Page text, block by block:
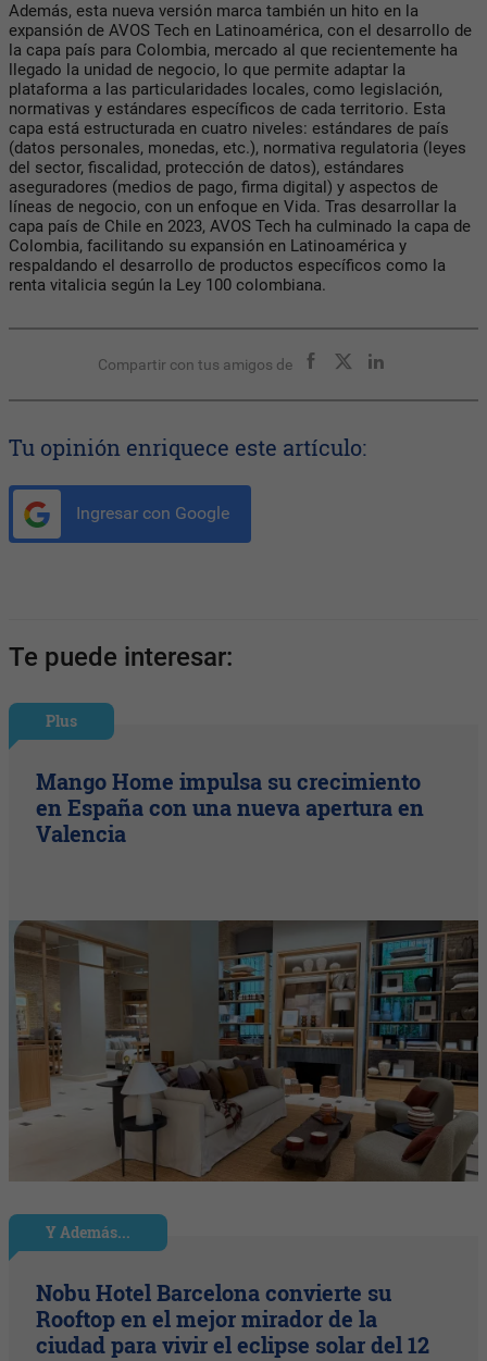
Además, esta nueva versión marca también un hito en la
expansión de AVOS Tech en Latinoamérica, con el desarrollo de
la capa país para Colombia, mercado al que recientemente ha
llegado la unidad de negocio, lo que permite adaptar la
plataforma a las particularidades locales, como legislación,
normativas y estándares específicos de cada territorio. Esta
capa está estructurada en cuatro niveles: estándares de país
(datos personales, monedas, etc.), normativa regulatoria (leyes
del sector, fiscalidad, protección de datos), estándares
aseguradores (medios de pago, firma digital) y aspectos de
líneas de negocio, con un enfoque en Vida. Tras desarrollar la
capa país de Chile en 2023, AVOS Tech ha culminado la capa de
Colombia, facilitando su expansión en Latinoamérica y
respaldando el desarrollo de productos específicos como la
renta vitalicia según la Ley 100 colombiana.
Compartir con tus amigos de
Tu opinión enriquece este artículo:
Ingresar con Google
Te puede interesar:
Plus
Mango Home impulsa su crecimiento
en España con una nueva apertura en
Valencia
Y Además...
Nobu Hotel Barcelona convierte su
Rooftop en el mejor mirador de la
ciudad para vivir el eclipse solar del 12